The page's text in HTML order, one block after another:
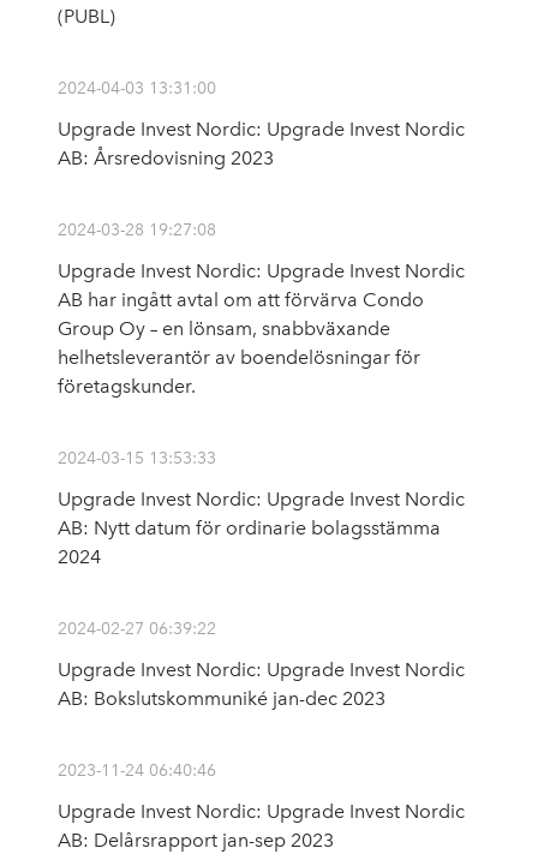
(PUBL)
2024-04-03 13:31:00
Upgrade Invest Nordic: Upgrade Invest Nordic
AB: Årsredovisning 2023
2024-03-28 19:27:08
Upgrade Invest Nordic: Upgrade Invest Nordic
AB har ingått avtal om att förvärva Condo
Group Oy – en lönsam, snabbväxande
helhetsleverantör av boendelösningar för
företagskunder.
2024-03-15 13:53:33
Upgrade Invest Nordic: Upgrade Invest Nordic
AB: Nytt datum för ordinarie bolagsstämma
2024
2024-02-27 06:39:22
Upgrade Invest Nordic: Upgrade Invest Nordic
AB: Bokslutskommuniké jan-dec 2023
2023-11-24 06:40:46
Upgrade Invest Nordic: Upgrade Invest Nordic
AB: Delårsrapport jan-sep 2023